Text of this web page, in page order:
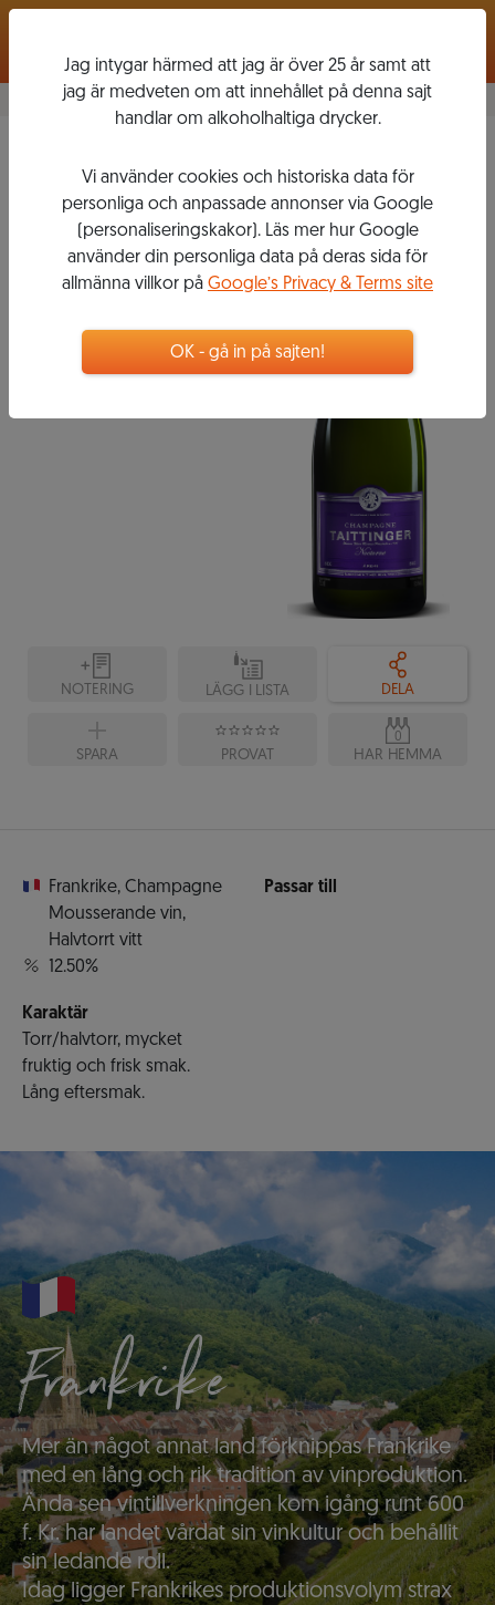
Nocturne
TAITTINGER
499kr
Flaska, 750 ml
NOTERING LÄGG I LISTA DELA
SPARA PROVAT
0
HAR HEMMA
Frankrike, Champagne
Mousserande vin,
Halvtorrt vitt
12.50%
Karaktär
Torr/halvtorr, mycket
fruktig och frisk smak.
Lång eftersmak.
Passar till
Frankrike
Mer än något annat land förknippas Frankrike
med en lång och rik tradition av vinproduktion.
Ända sen vintillverkningen kom igång runt 600
f. Kr. har landet vårdat sin vinkultur och behållit
sin ledande roll.
Idag ligger Frankrikes produktionsvolym strax
Jag intygar härmed att jag är över 25 år samt att
jag är medveten om att innehållet på denna sajt
handlar om alkoholhaltiga drycker.
Vi använder cookies och historiska data för
personliga och anpassade annonser via Google
(personaliseringskakor). Läs mer hur Google
använder din personliga data på deras sida för
allmänna villkor på Google’s Privacy & Terms site
OK - gå in på sajten!